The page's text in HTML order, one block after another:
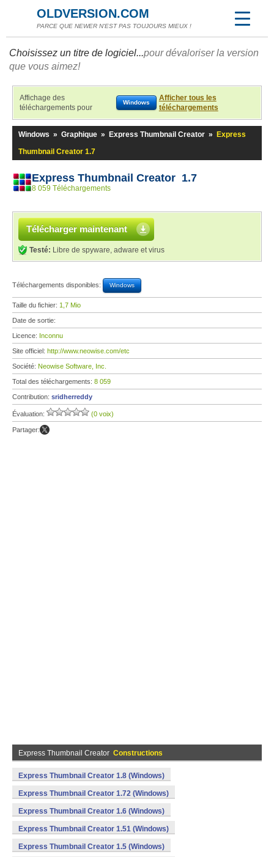
OLDVERSION.COM
PARCE QUE NEWER N'EST PAS TOUJOURS MIEUX !
Choisissez un titre de logiciel...pour dévaloriser la version
que vous aimez!
Affichage des
téléchargements pour
Windows
Afficher tous les
téléchargements
Windows » Graphique » Express Thumbnail Creator »
Express
Thumbnail Creator 1.7
Express Thumbnail Creator 1.7
8 059 Téléchargements
Télécharger maintenant
Testé: Libre de spyware, adware et virus
Téléchargements disponibles: Windows
Taille du fichier: 1,7 Mio
Date de sortie:
Licence: Inconnu
Site officiel: http://www.neowise.com/etc
Société: Neowise Software, Inc.
Total des téléchargements: 8 059
Contribution: sridherreddy
Évaluation: (0 voix)
Partager:
Express Thumbnail Creator Constructions
Express Thumbnail Creator 1.8 (Windows)
Express Thumbnail Creator 1.72 (Windows)
Express Thumbnail Creator 1.6 (Windows)
Express Thumbnail Creator 1.51 (Windows)
Express Thumbnail Creator 1.5 (Windows)